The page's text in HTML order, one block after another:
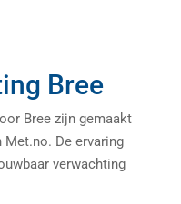
Bree
Bree zijn gemaakt
Met.no. De ervaring
verwachting